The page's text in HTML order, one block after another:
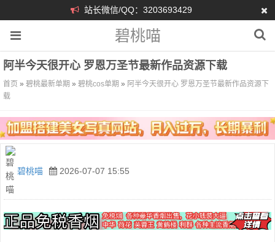
站长微信/QQ：3203693429
碧桃喵
阿半今天很开心 罗恩万圣节最新作品资源下载
首页 » 碧桃最新单期 » 碧桃cos单期 » 阿半今天很开心 罗恩万圣节最新作品资源下
载
碧桃喵 2026-07-07 15:55